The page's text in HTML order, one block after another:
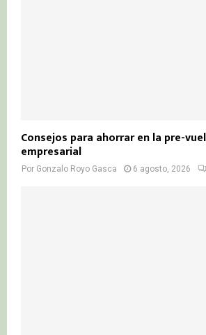
Consejos para ahorrar en la pre-
empresarial
Por Gonzalo Royo Gasca 6 agosto, 2026